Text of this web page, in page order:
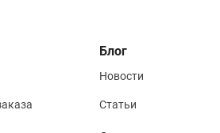
Блог
Новости
Статьи